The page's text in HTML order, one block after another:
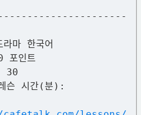
마 한국어
포인트
30
슨 시간(분):